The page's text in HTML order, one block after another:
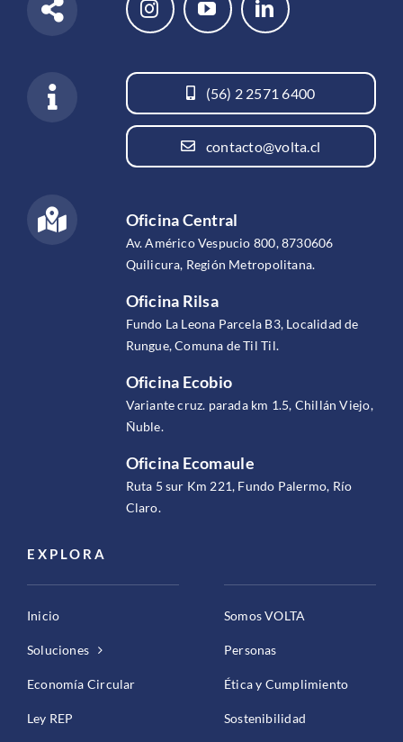
(56) 2 2571 6400
contacto@volta.cl
Oficina Central
Av. Américo Vespucio 800, 8730606
Quilicura, Región Metropolitana.
Oficina Rilsa
Fundo La Leona Parcela B3, Localidad de
Rungue, Comuna de Til Til.
Oficina Ecobio
Variante cruz. parada km 1.5, Chillán Viejo,
Ñuble.
Oficina Ecomaule
Ruta 5 sur Km 221, Fundo Palermo, Río
Claro.
EXPLORA
Inicio
Soluciones
Economía Circular
Ley REP
Somos VOLTA
Personas
Ética y Cumplimiento
Sostenibilidad